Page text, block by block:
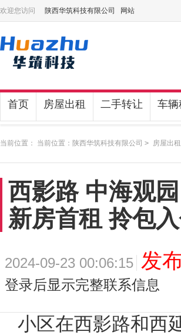
欢迎您访问 陕西华筑科技有限公司 网站
首页 房屋出租 二手转让 车辆
当前位置： 当前位置： 陕西华筑科技有限公司 > 房屋出租
西影路 中海观
新房首租 拎包
2024-09-23 00:06:15 发
登录后显示完整联系信息
小区在西影路和西